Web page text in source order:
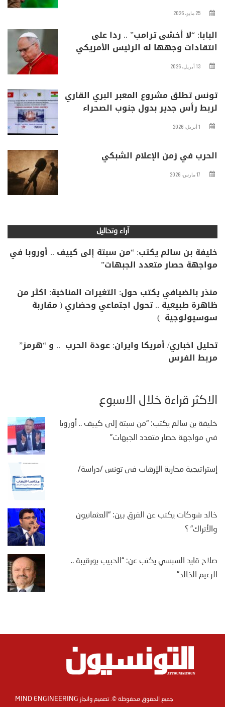
25 مايو، 2026
البابا: “لا أخشى ترامب” .. ردا على
انتقادات وجهها له الرئيس الأمريكي
13 أبريل، 2026
تونس تطلق مشروع المعبر البري القاري
لربط رأس جدير بدول جنوب الصحراء
1 أبريل، 2026
الحرب في زمن الإعلام الشبكي
17 مارس، 2026
آراء وتحاليل
خليفة بن سالم يكتب: “من سبتة إلى كييف .. أوروبا في
مواجهة حصار متعدد الجبهات”
منذر بالضيافي يكتب حول: التغيرات المناخية: اكثر من
ظاهرة طبيعية .. تحول اجتماعي وحضاري ( مقاربة
سوسيولوجية )
تحليل اخباري/ أمريكا وايران: عودة الحرب .. و “هرمز”
مربط الفرس
الأكثر قراءة خلال الأسبوع
خليفة بن سالم يكتب: “من سبتة إلى كييف .. أوروبا
في مواجهة حصار متعدد الجبهات”
إستراتيجية محاربة الإرهاب في تونس /دراسة/
خالد شوكات يكتب عن الفرق بين: “العثمانيون
والأتراك” ؟
صلاح قايد السبسي يكتب عن: “الحبيب بورقيبة ..
الزعيم الخالد”
جميع الحقوق محفوظة ©. تصميم وانجاز MIND ENGINEERING